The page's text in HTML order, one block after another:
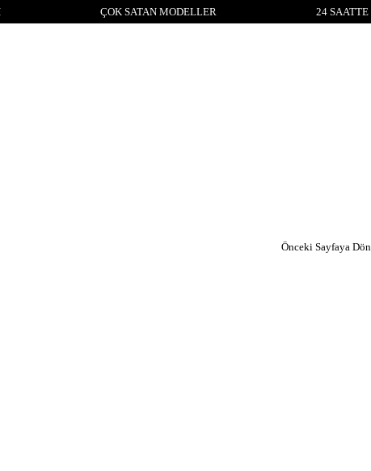
ÇOK SATAN MODELLER 24 SAATTE
Önceki Sayfaya Dön